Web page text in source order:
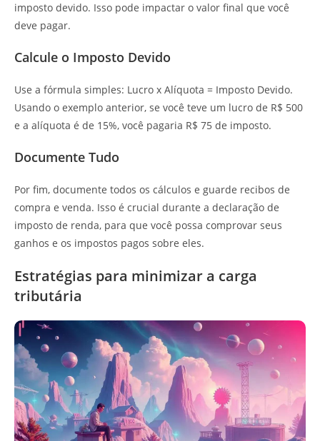
imposto devido. Isso pode impactar o valor final que você
deve pagar.
Calcule o Imposto Devido
Use a fórmula simples: Lucro x Alíquota = Imposto Devido.
Usando o exemplo anterior, se você teve um lucro de R$ 500
e a alíquota é de 15%, você pagaria R$ 75 de imposto.
Documente Tudo
Por fim, documente todos os cálculos e guarde recibos de
compra e venda. Isso é crucial durante a declaração de
imposto de renda, para que você possa comprovar seus
ganhos e os impostos pagos sobre eles.
Estratégias para minimizar a carga
tributária